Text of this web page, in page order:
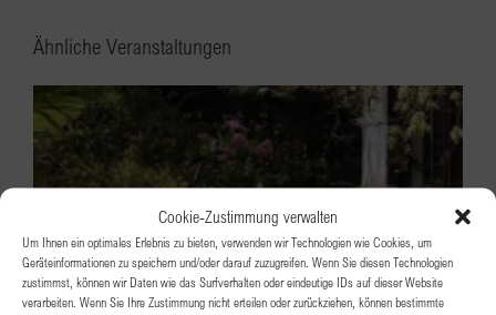
Cookie-Zustimmung verwalten
Um Ihnen ein optimales Erlebnis zu bieten, verwenden wir Technologien wie Cookies, um
Geräteinformationen zu speichern und/oder darauf zuzugreifen. Wenn Sie diesen Technologien
zustimmst, können wir Daten wie das Surfverhalten oder eindeutige IDs auf dieser Website
verarbeiten. Wenn Sie Ihre Zustimmung nicht erteilen oder zurückziehen, können bestimmte
Ähnliche Veranstaltungen